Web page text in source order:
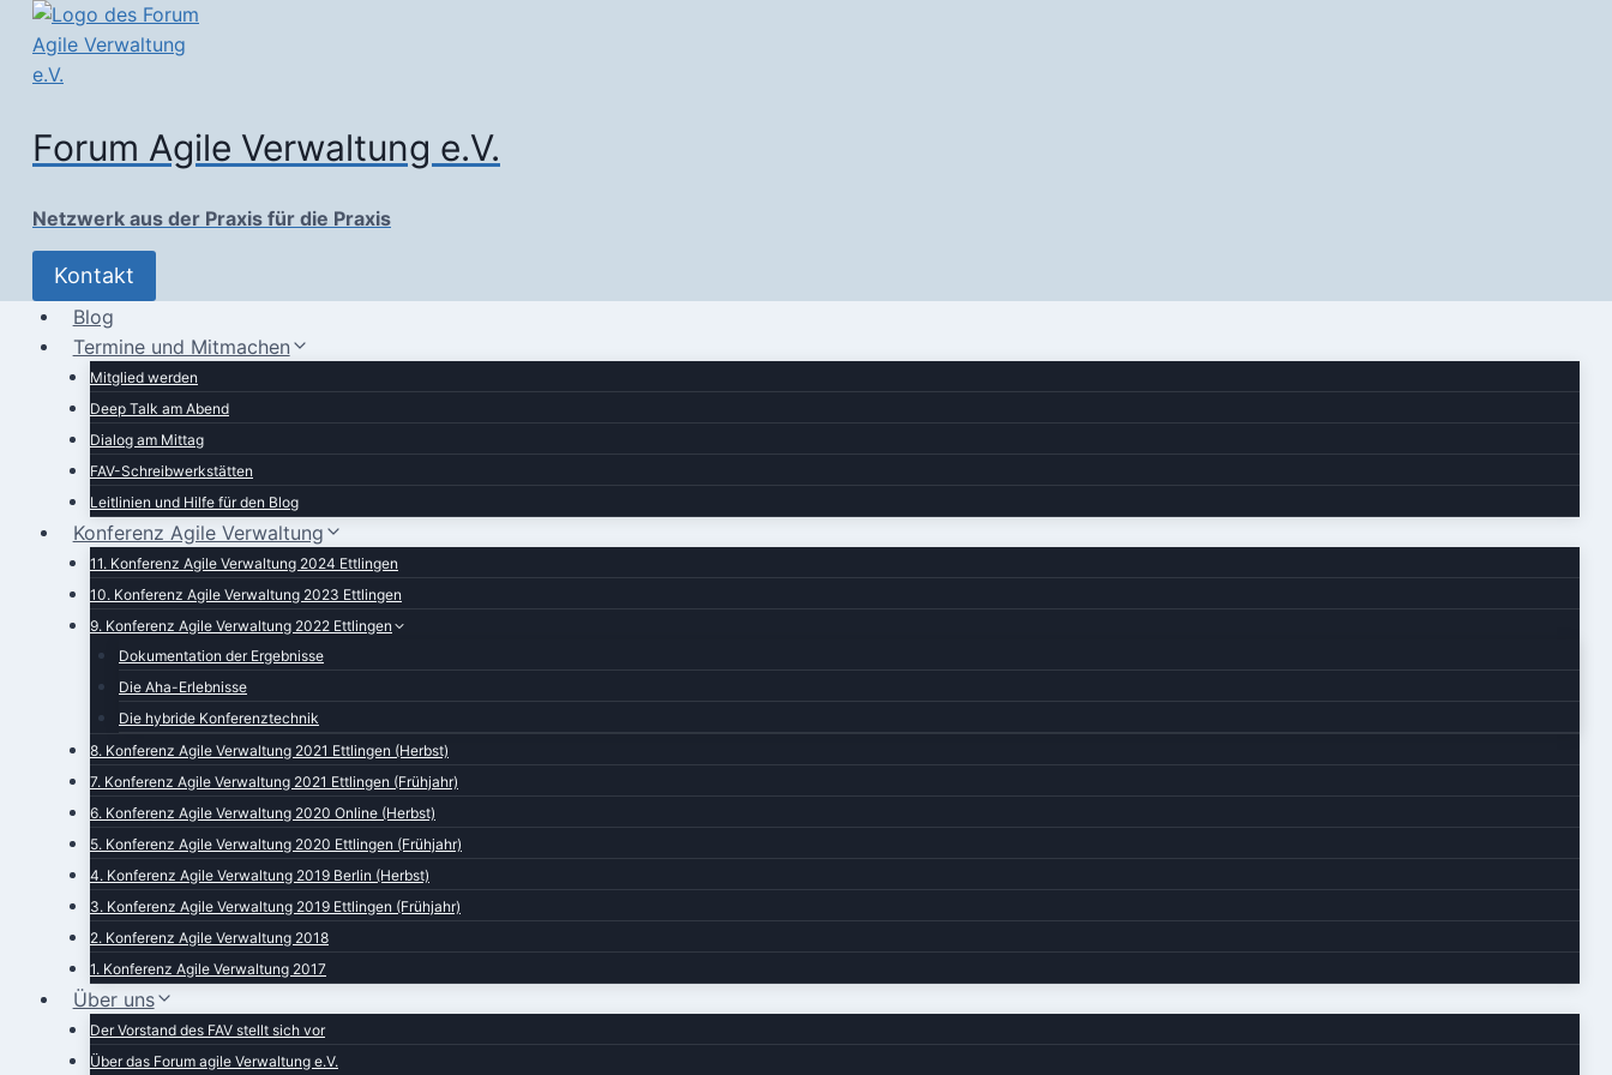
Zum
Inhalt
springen
Forum Agile Verwaltung e.V.
Netzwerk aus der Praxis für die Praxis
Kontakt
Blog
Termine und Mitmachen
Mitglied werden
Deep Talk am Abend
Dialog am Mittag
FAV-Schreibwerkstätten
Leitlinien und Hilfe für den Blog
Konferenz Agile Verwaltung
11. Konferenz Agile Verwaltung 2024 Ettlingen
10. Konferenz Agile Verwaltung 2023 Ettlingen
9. Konferenz Agile Verwaltung 2022 Ettlingen
Dokumentation der Ergebnisse
Die Aha-Erlebnisse
Die hybride Konferenztechnik
8. Konferenz Agile Verwaltung 2021 Ettlingen (Herbst)
7. Konferenz Agile Verwaltung 2021 Ettlingen (Frühjahr)
6. Konferenz Agile Verwaltung 2020 Online (Herbst)
5. Konferenz Agile Verwaltung 2020 Ettlingen (Frühjahr)
4. Konferenz Agile Verwaltung 2019 Berlin (Herbst)
3. Konferenz Agile Verwaltung 2019 Ettlingen (Frühjahr)
2. Konferenz Agile Verwaltung 2018
1. Konferenz Agile Verwaltung 2017
Über uns
Der Vorstand des FAV stellt sich vor
Über das Forum agile Verwaltung e.V.